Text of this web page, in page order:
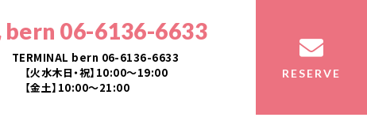
bern 06-6136-6633
TERMINAL bern 06-6136-6633
【火水木日・祝】10:00～19:00
【金土】10:00〜21:00
RESERVE